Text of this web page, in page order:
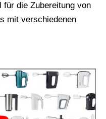
für die Zubereitung von
mit verschiedenen